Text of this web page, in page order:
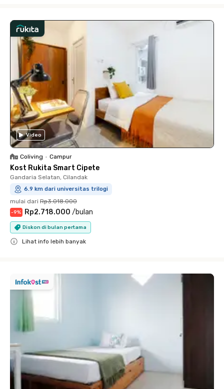
Video
Coliving • Campur
Kost Rukita Smart Cipete
Gandaria Selatan, Cilandak
6.9 km dari universitas trilogi
mulai dari Rp3.018.000
-9% Rp2.718.000 /bulan
Diskon di bulan pertama
Lihat info lebih banyak